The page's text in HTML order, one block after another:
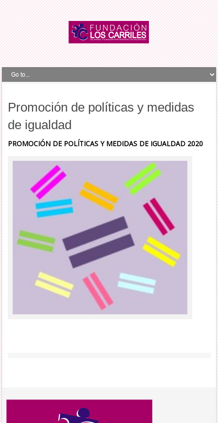
Promoción de políticas y medidas
de igualdad
PROMOCIÓN DE POLÍTICAS Y MEDIDAS DE IGUALDAD 2020